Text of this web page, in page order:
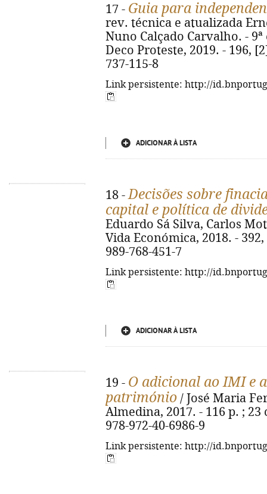
17 - Guia para
rev. técnica e atualizada
Nuno Calçado Carvalho. -
Deco Proteste, 2019. - 196,
737-115-8
Link persistente: http://
ADICIONAR À LISTA
18 -Decisões sobre
capital e política de
Eduardo Sá Silva, Carlos
Vida Económica, 2018. -
989-768-451-7
Link persistente: http://
ADICIONAR À LISTA
19 - O adicional ao IMI e
património / José Maria
Almedina, 2017. - 116 p. ;
978-972-40-6986-9
Link persistente: http://